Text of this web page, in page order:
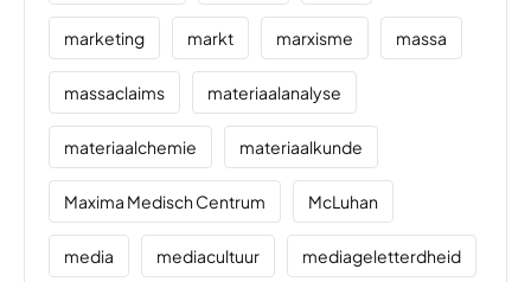
marketing markt marxisme massa
massaclaims materiaalanalyse
materiaalchemie materiaalkunde
Maxima Medisch Centrum McLuhan
media mediacultuur mediageletterdheid